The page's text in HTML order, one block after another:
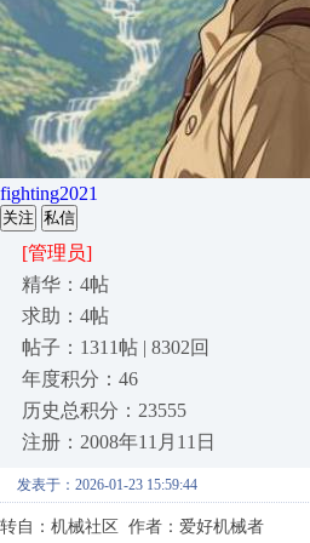
fighting2021
关注 私信
[管理员]
精华：4帖
求助：4帖
帖子：1311帖 | 8302回
年度积分：46
历史总积分：23555
注册：2008年11月11日
发表于：2026-01-23 15:59:44
转自：机械社区 作者：爱好机械者